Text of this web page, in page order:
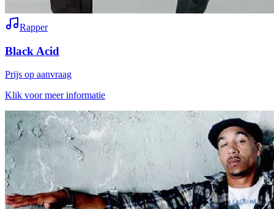
Rapper
Black Acid
Prijs op aanvraag
Klik voor meer informatie